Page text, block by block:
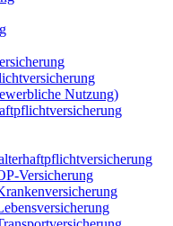
Nutzung)
Versicherung